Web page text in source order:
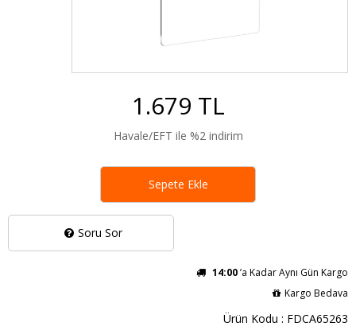
Soru Sor
1.679 TL
Havale/EFT ile %2 indirim
14:00’a Kadar Aynı Gün Kargo
Kargo Bedava
Ürün Kodu : FDCA65263
Sepete Ekle